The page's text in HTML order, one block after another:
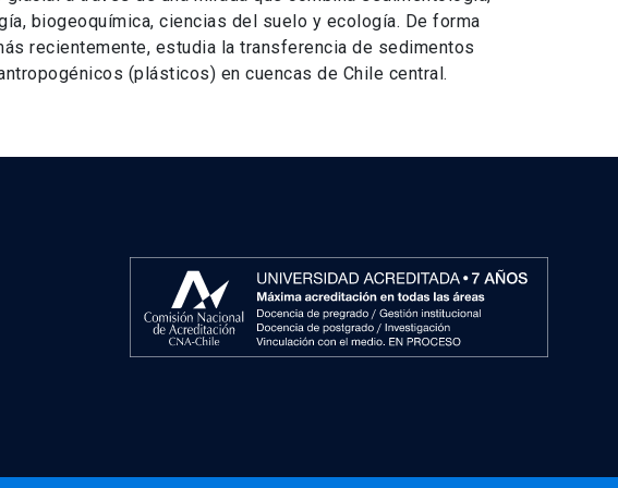
biogeoquímica, ciencias del suelo y ecología. De forma
recientemente, estudia la transferencia de sedimentos
(plásticos) en cuencas de Chile central.